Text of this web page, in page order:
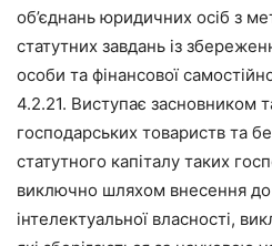
об’єднань юридичних осіб з
статутних завдань із
особи та фінансової
4.2.21. Виступає засновником
господарських товариств та
статутного капіталу таких
виключно шляхом внесення
інтелектуальної власності,